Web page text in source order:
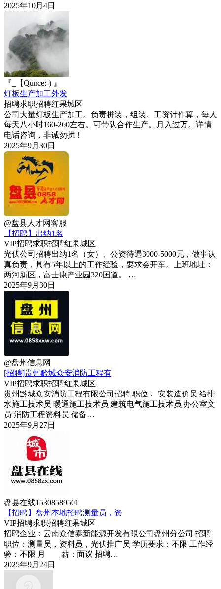
2025年10月4日
『_【Qunce:-) 』
灯板生产加工外发
招聘求职招聘红果城区
公司大量灯板生产加工。负责拼装，组装。工资计件算，每人
每天八小时160-260左右。可带队合作生产。月入过万。详情
电话咨询，非诚勿扰！
2025年9月30日
@盘县人才网客服
【招聘】出纳1名
VIP招聘求职招聘红果城区
光伏公司招聘出纳1名（女）、公资待遇3000-5000元，做事认
真负责，具有5年以上的工作经验，要求会开车。上班地址：
两河新区，富士康产业园320国道。 …
2025年9月30日
@盘州信息网
[招聘]贵州黔城众安消防工程有
VIP招聘求职招聘红果城区
贵州黔城众安消防工程有限公司招聘 职位： 安装造价员 给排
水施工技术员 暖通施工技术员 建筑电气施工技术员 办公室文
员 消防工程资料员 储备…
2025年9月27日
盘县在线15308589501
【招聘】盘州本地招聘测量员，资
VIP招聘求职招聘红果城区
招聘企业：云南众信泰新能源开发有限公司盘州分公司 招聘
职位：测量员，资料员，光伏推广员 学历要求：不限 工作经
验：不限 月 薪：面议 招聘…
2025年9月24日